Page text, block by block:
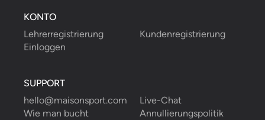
KONTO
Lehrerregistrierung
Kundenregistrierung
Einloggen
SUPPORT
hello@maisonsport.com
Live-Chat
Wie man bucht
Annullierungspolitik